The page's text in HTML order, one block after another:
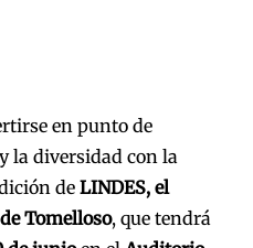
en punto de
la diversidad con la
de LINDES, el
Tomelloso, que tendrá